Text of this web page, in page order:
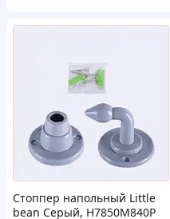
Стоппер напольный Little
bean Серый, H7850M840P